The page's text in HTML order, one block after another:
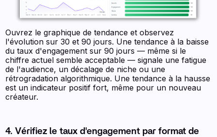
Ouvrez le graphique de tendance et observez
l'évolution sur 30 et 90 jours. Une tendance à la baisse
du taux d'engagement sur 90 jours — même si le
chiffre actuel semble acceptable — signale une fatigue
de l'audience, un décalage de niche ou une
rétrogradation algorithmique. Une tendance à la hausse
est un indicateur positif fort, même pour un nouveau
créateur.
4. Vérifiez le taux d'engagement par format de